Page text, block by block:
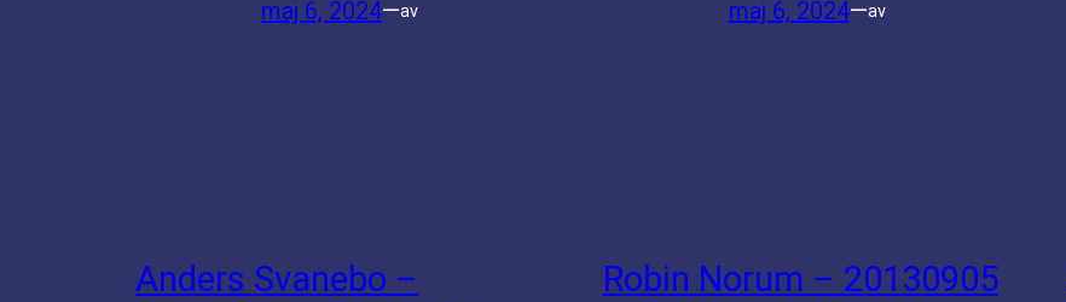
maj 6, 2024—av maj 6, 2024—av
Anders Svanebo –
Robin Norum – 20130905